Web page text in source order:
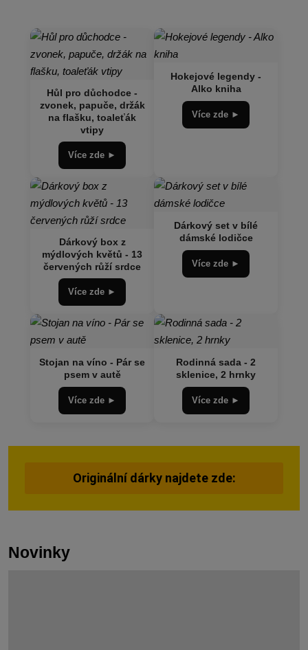
Hůl pro důchodce -
zvonek, papuče, držák
na flašku, toaleťák
vtipy
Více zde ►
Hokejové legendy -
Alko kniha
Více zde ►
Dárkový box z
mýdlových květů - 13
červených růží srdce
Více zde ►
Dárkový set v bílé
dámské lodičce
Více zde ►
Stojan na víno - Pár se
psem v autě
Více zde ►
Rodinná sada - 2
sklenice, 2 hrnky
Více zde ►
Originální dárky najdete zde:
Novinky